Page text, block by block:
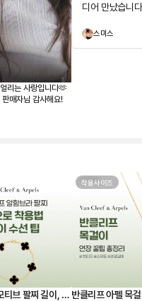
리는 사랑입니다🫶
판매자님 감사해요!
디어 만났습니
뻐요스미스
티브 팔찌 길이, 착
착용사이즈
반클리프 아펠 목